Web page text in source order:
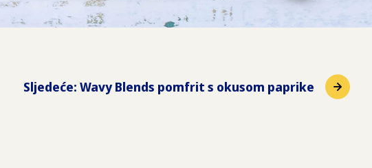
Sljedeće: Wavy Blends pomfrit s okusom paprike